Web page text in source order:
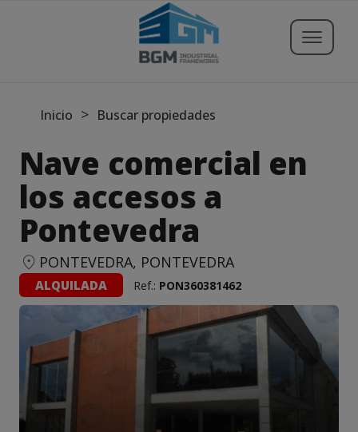
Buscar propiedades
Publicar Inmueble
Registrarse
Iniciar sesión
Blog
Contacto
Inicio > Buscar propiedades
Nave comercial en
los accesos a
Pontevedra
PONTEVEDRA, PONTEVEDRA
ALQUILADA Ref.: PON360381462